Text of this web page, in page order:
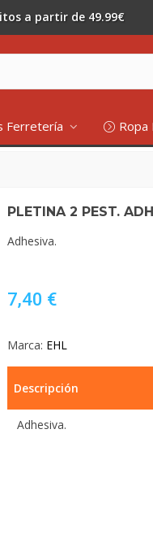
a partir de 49.99€
Ferretería Ropa
PLETINA 2 PEST.
Adhesiva.
7,40 €
Marca: EHL
Descripción
Adhesiva.